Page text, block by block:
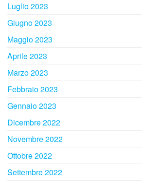
Luglio 2023
Giugno 2023
Maggio 2023
Aprile 2023
Marzo 2023
Febbraio 2023
Gennaio 2023
Dicembre 2022
Novembre 2022
Ottobre 2022
Settembre 2022